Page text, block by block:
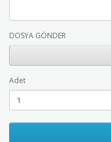
DOSYA GÖNDER
Adet